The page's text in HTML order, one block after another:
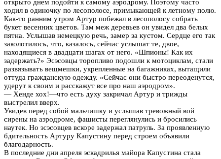
открыто днем подойти к самому аэродрому. Поэтому часто
ходил в одиночку по лесополосе, примыкающей к летному полю.
Как-то ранним утром Артур побежал в лесополосу собрать
букет весенних цветов. Там меж деревьев он увидел два белых
пятна. Услышав немецкую речь, замер за кустом. Сердце его так
заколотилось, что, казалось, сейчас услышат те, двое,
находящиеся в двадцати шагах от него. «Шпионы! Как их
задержать?» Эсэсовцы торопливо подошли к мотоциклам, стали
развязывать вещмешки, укрепленные на багажниках, вытащили
оттуда гражданскую одежду. «Сейчас они быстро переоденутся,
удерут к своим и расскажут все про наш аэродром».
— Хенде хох!—что есть духу закричал Артур и трижды
выстрелил вверх.
Увидев перед собой мальчишку и услышав тревожный вой
сирены на аэродроме, фашисты переглянулись и бросились
наутек. Но эсэсовцев вскоре задержал патруль. За проявленную
бдительность Артуру Капустину перед строем объявили
благодарность.
В последние дни апреля эскадрилья майора Капустина стала